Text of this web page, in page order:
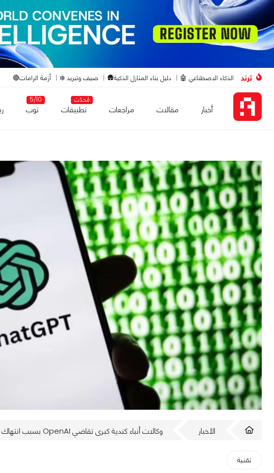
ترند الذكاء الاصطناعي 🤖 دليل بناء المنازل الذكية🛖 صيف وتبريد ❄️ أزمة الرامات🔴
أخبار مقالات مراجعات
مُحدّث
تطبيقات
5/10
توب
الأخبار وكالات أنباء كندية كبرى تقاضي OpenAI بسبب انتهاك حقوق النسخ والنشر
تقنية